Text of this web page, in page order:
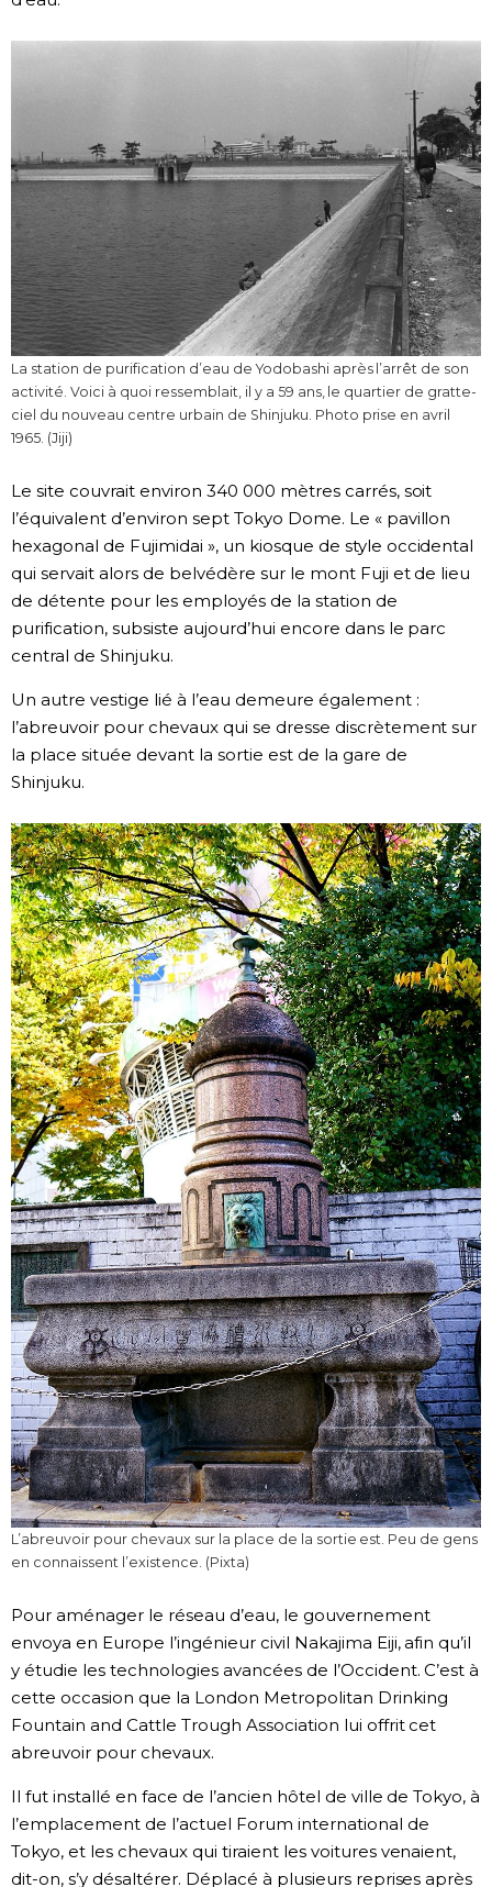
La station de purification d’eau de Yodobashi après l’arrêt de son
activité. Voici à quoi ressemblait, il y a 59 ans, le quartier de gratte-
ciel du nouveau centre urbain de Shinjuku. Photo prise en avril
1965. (Jiji)
Le site couvrait environ 340 000 mètres carrés, soit
l’équivalent d’environ sept Tokyo Dome. Le « pavillon
hexagonal de Fujimidai », un kiosque de style occidental
qui servait alors de belvédère sur le mont Fuji et de lieu
de détente pour les employés de la station de
purification, subsiste aujourd’hui encore dans le parc
central de Shinjuku.
Un autre vestige lié à l’eau demeure également :
l’abreuvoir pour chevaux qui se dresse discrètement sur
la place située devant la sortie est de la gare de
Shinjuku.
L’abreuvoir pour chevaux sur la place de la sortie est. Peu de gens
en connaissent l’existence. (Pixta)
Pour aménager le réseau d’eau, le gouvernement
envoya en Europe l’ingénieur civil Nakajima Eiji, afin qu’il
y étudie les technologies avancées de l’Occident. C’est à
cette occasion que la London Metropolitan Drinking
Fountain and Cattle Trough Association lui offrit cet
abreuvoir pour chevaux.
Il fut installé en face de l’ancien hôtel de ville de Tokyo, à
l’emplacement de l’actuel Forum international de
Tokyo, et les chevaux qui tiraient les voitures venaient,
dit-on, s’y désaltérer. Déplacé à plusieurs reprises après